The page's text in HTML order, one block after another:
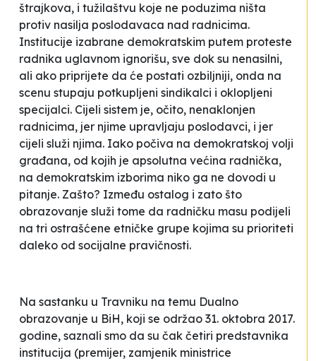
štrajkova, i tužilaštvu koje ne poduzima ništa
protiv nasilja poslodavaca nad radnicima.
Institucije izabrane demokratskim putem proteste
radnika uglavnom ignorišu, sve dok su nenasilni,
ali ako priprijete da će postati ozbiljniji, onda na
scenu stupaju potkupljeni sindikalci i oklopljeni
specijalci. Cijeli sistem je, očito, nenaklonjen
radnicima, jer njime upravljaju poslodavci, i jer
cijeli služi njima. Iako počiva na demokratskoj volji
građana, od kojih je apsolutna većina radnička,
na demokratskim izborima niko ga ne dovodi u
pitanje. Zašto? Između ostalog i zato što
obrazovanje služi tome da radničku masu podijeli
na tri ostrašćene etničke grupe kojima su prioriteti
daleko od socijalne pravičnosti.
Na sastanku u Travniku na temu Dualno
obrazovanje u BiH, koji se održao 31. oktobra 2017.
godine, saznali smo da su čak četiri predstavnika
institucija (premijer, zamjenik ministrice